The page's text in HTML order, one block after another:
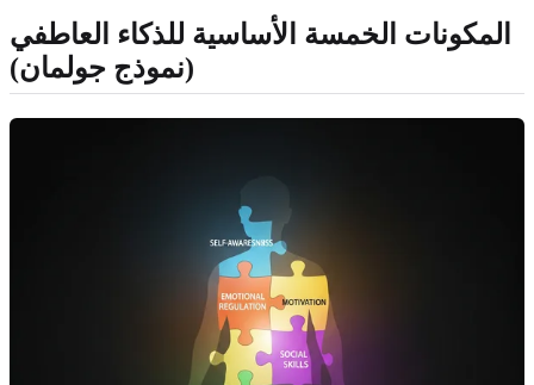
المكونات الخمسة الأساسية للذكاء العاطفي
(نموذج جولمان)